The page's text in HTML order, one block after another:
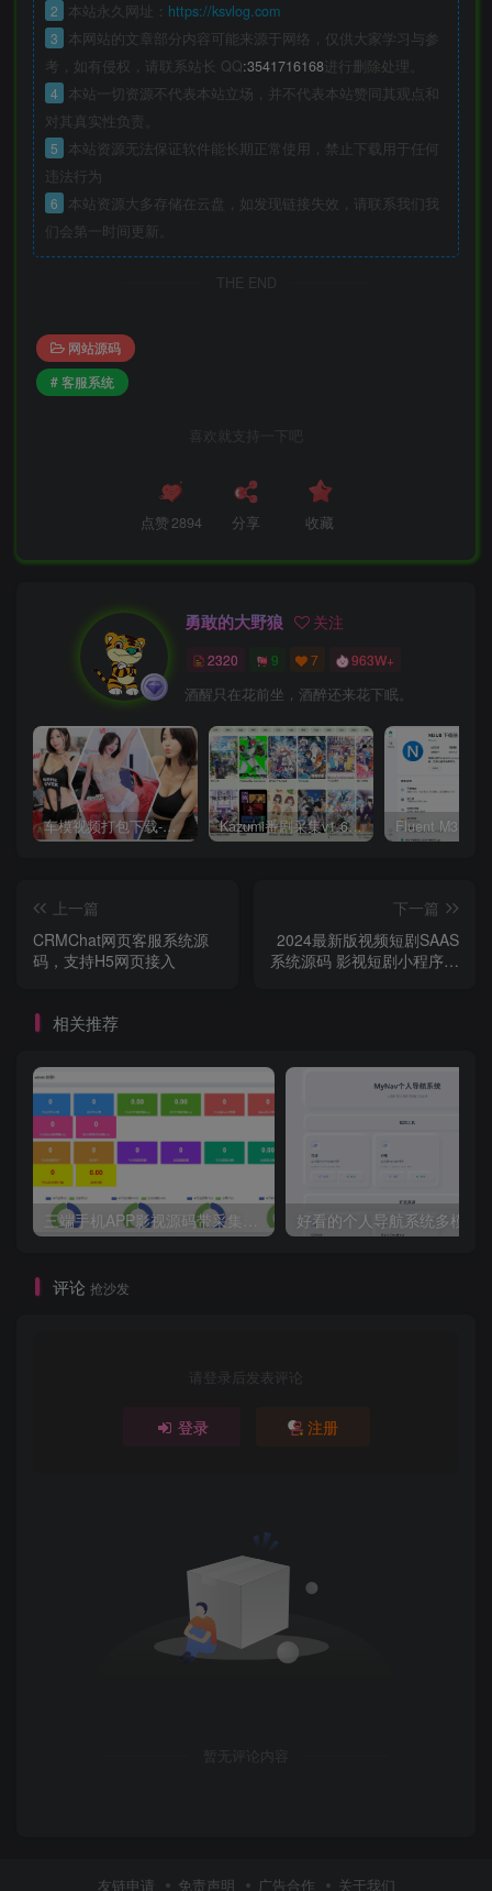
2 本站永久网址： https://ksvlog.com
3
本网站的文章部分内容可能来源于网络，仅供大家学习与参
考，如有侵权，请联系站长 QQ:3541716168进行删除处理。
4
本站一切资源不代表本站立场，并不代表本站赞同其观点和
对其真实性负责。
5
本站资源无法保证软件能长期正常使用，禁止下载用于任何
违法行为
6
本站资源大多存储在云盘，如发现链接失效，请联系我们我
们会第一时间更新。
THE END
网站源码
# 客服系统
喜欢就支持一下吧
点赞2894 分享 收藏
勇敢的大野狼 关注
2320 9 7 963W+
酒醒只在花前坐，酒醉还来花下眠。
车模视频打包下载-高清无水印版 Kazumi番剧采集v1.6.9：支持自定义规则+在线观看+弹幕，跨平台下载
上一篇
CRMChat网页客服系统源
码，支持H5网页接入
下一篇
2024最新版视频短剧SAAS
系统源码 影视短剧小程序源
相关推荐
评论 抢沙发
请登录后发表评论
登录 注册
暂无评论内容
友链申请 免责声明 广告合作 关于我们